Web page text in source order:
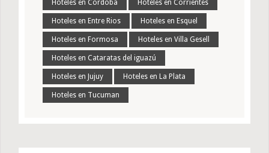
Hoteles en Cordoba Hoteles en Corrientes
Hoteles en Entre Rios Hoteles en Esquel
Hoteles en Formosa Hoteles en Villa Gesell
Hoteles en Cataratas del iguazú
Hoteles en Jujuy Hoteles en La Plata
Hoteles en Tucuman